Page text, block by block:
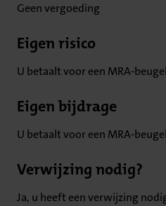
Geen vergoeding
Eigen risico
U betaalt voor een MRA-beugel
Eigen bijdrage
U betaalt voor een MRA-
Verwijzing nodig?
Ja, u heeft een verwijzing